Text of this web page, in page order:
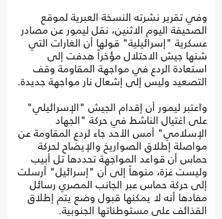
وفي تقرير نشرته النسخة العبرية لموقع
الصحيفة اليوم الاثنين، نقل ليمور عن مصادر
عسكرية "إسرائيلية" قولها أن الغارات التي
شنها جيش الاحتلال مؤخراً هدفت إلى
استعادة الردع في مواجهة المقاومة وقف
التصعيد وليس إلى إشعال نار مواجهة جديدة.
واعتبر ليمور أن إقدام الجيش "الإسرائيلي"
على اغتيال الناشط في حركة "الجهاد
الإسلامي" أمس الأحد جاء لردع المقاومة عن
مواصلة إطلاق الصواريخ والإيضاح لحركة
حماس أن قواعد المواجهة تحددها تل أبيب
وليست غزة، منوهاً إلى أن "إسرائيل" أرسلت
إلى حركة حماس عبر الجانب المصري رسائل
مفادها أنه لا يمكنها قبول وضع يتم إطلاق
القذائف على مستوطناتها الجنوبية.